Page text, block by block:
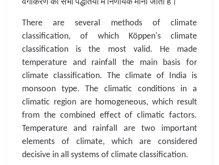
वर्गीकरण की सभी पद्धतियों में निर्णायक माना जाता है।
There are several methods of climate
classification, of which Köppen's climate
classification is the most valid. He made
temperature and rainfall the main basis for
climate classification. The climate of India is
monsoon type. The climatic conditions in a
climatic region are homogeneous, which result
from the combined effect of climatic factors.
Temperature and rainfall are two important
elements of climate, which are considered
decisive in all systems of climate classification.